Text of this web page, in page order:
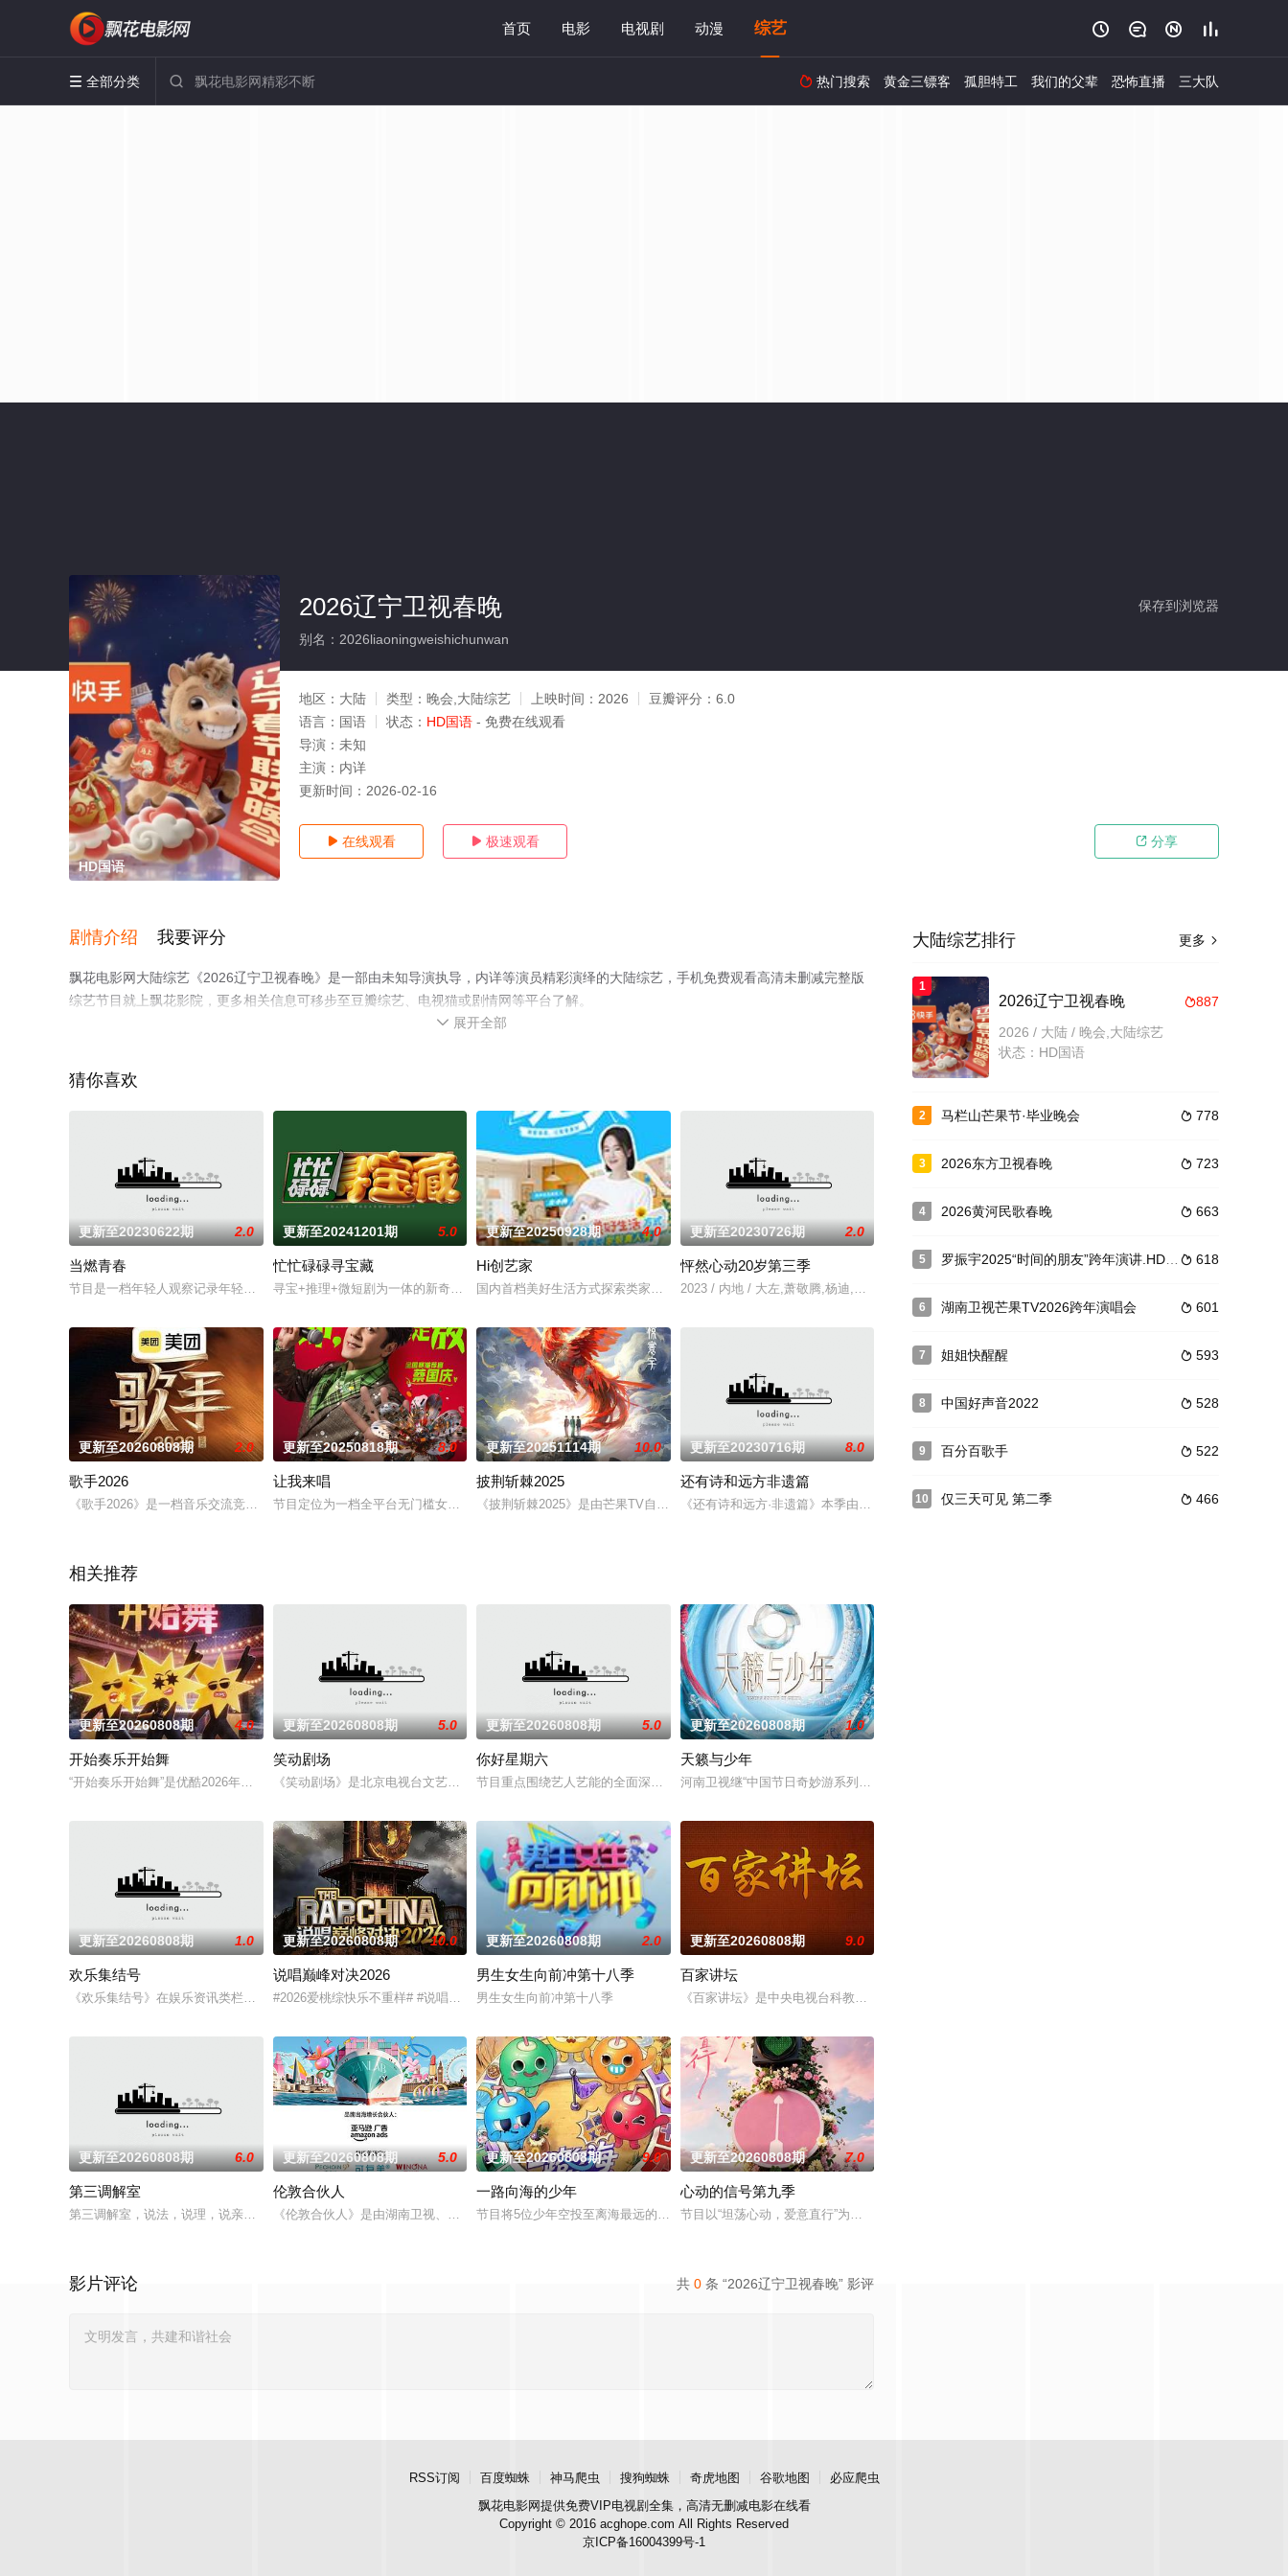
首页 电影 电视剧 动漫 综艺    
 全部分类   热门搜索 黄金三镖客 孤胆特工 我们的父辈 恐怖直播 三大队
HD国语
保存到浏览器
2026辽宁卫视春晚
别名：2026liaoningweishichunwan
地区： 大陆 类型： 晚会,大陆综艺 上映时间： 2026 豆瓣评分： 6.0
语言： 国语 状态： HD国语 - 免费在线观看
导演： 未知
主演： 内详
更新时间： 2026-02-16
 在线观看  极速观看  分享
剧情介绍 我要评分
飘花电影网大陆综艺《2026辽宁卫视春晚》是一部由未知导演执导，内详等演员精彩演绎的大陆综艺，手机免费观看高清未删减完整版
综艺节目就上飘花影院，更多相关信息可移步至豆瓣综艺、电视猫或剧情网等平台了解。
 展开全部
猜你喜欢
更新至20230622期 2.0
当燃青春
节目是一档年轻人观察记录年轻人的励志故事探寻综艺，每个故事都由明星发起人开启，将有不同领域的青春探访人寻访各行各业的青年，通过探访短
更新至20241201期 5.0
忙忙碌碌寻宝藏
寻宝+推理+微短剧为一体的新奇玩法综艺。
更新至20250928期 4.0
Hi创艺家
国内首档美好生活方式探索类家装真人秀节目。每期深入一座城市，聚焦一类居住群体，引入创艺装饰「全屋定制+管家模式」的双引擎设计服务理
更新至20230726期 2.0
怦然心动20岁第三季
2023 / 内地 / 大左,萧敬腾,杨迪,蒲熠星,沈月,易梦玲,张柏芝,于志凌
更新至20260808期 2.0
歌手2026
《歌手2026》是一档音乐交流竞技节目。节目集结全球实力唱将，在每周的直播比拼中高能开唱，演绎各国音乐风情、展现各自文化底蕴，以超水
更新至20250818期 8.0
让我来唱
节目定位为一档全平台无门槛女声音乐竞技节目，致力于从普通人中发掘新人独立歌手，初赛《让她们来唱》于成都、北京、上海三大地面初赛区开启
更新至20251114期 10.0
披荆斩棘2025
《披荆斩棘2025》是由芒果TV自制的一档男性全景音乐竞演综艺。节目邀请28位嘉宾，共7支队伍，决出荣耀战队，诞生披荆斩棘滚烫家族最
更新至20230716期 8.0
还有诗和远方非遗篇
《还有诗和远方·非遗篇》本季由张国立、华少、李云霄、郭孟旭组成“非遗研学团”，前往嵊州、嘉兴、临安、
相关推荐
更新至20260808期 4.0
开始奏乐开始舞
“开始奏乐开始舞”是优酷2026年即将推出的一档全新音乐类综艺节目，主打好友围坐、松弛开唱的氛围，旨在通过轻松自然的形式解锁全新曲风
更新至20260808期 5.0
笑动剧场
《笑动剧场》是北京电视台文艺节目中心唯一一档日播的“语言类”栏目。“强力推出”第一时段，独创“幽默评书”打造北京风格，“坚守稳固”第
更新至20260808期 5.0
你好星期六
节目重点围绕艺人艺能的全面深度挖掘、流光溢彩的精品表演秀的创意呈现、最具热点的社会性话题输出等方面进行设计。何炅、冯禧担任主持人
更新至20260808期 1.0
天籁与少年
河南卫视继“中国节日奇妙游系列”IP屡屡出圈后， 联合中国移动咪咕音乐和上海音享家科技有限公司着力打造
更新至20260808期 1.0
欢乐集结号
《欢乐集结号》在娱乐资讯类栏目中一枝独秀，领跑全国，是辽宁卫视唯一一档以报道娱乐动态、解读文化现象、重温经典作品为内容的专题栏目。以
更新至20260808期 10.0
说唱巅峰对决2026
#2026爱桃综快乐不重样# #说唱十周年巅峰对决#全新升级归来，这次不止比技术，更要玩灵魂共振！最顶的舞台+最真的故事，让每个be
更新至20260808期 2.0
男生女生向前冲第十八季
男生女生向前冲第十八季
更新至20260808期 9.0
百家讲坛
《百家讲坛》是中央电视台科教频道（CCTV-10）2001年7月9日开播的讲座式栏目，栏目宗旨为建构时代常
更新至20260808期 6.0
第三调解室
第三调解室，说法，说理，说亲情。第三调解室是国内第一档具有法律效力的排解矛盾、化解纠纷的电视节目。节目将司法局的人民调解室，公安局的
更新至20260808期 5.0
伦敦合伙人
《伦敦合伙人》是由湖南卫视、芒果TV、小芒联合出品的青春合伙人开店创业真人秀。此次，合伙人们将进一步深入更全面真实的经营生态，全力助
更新至20260808期 9.0
一路向海的少年
节目将5位少年空投至离海最远的大陆腹地，他们只有一辆车和一车椰子们，通过在途径补给站完成挑战任务，获取里程盲盒，一路向海，最终解锁
更新至20260808期 7.0
心动的信号第九季
节目以“坦荡心动，爱意直行”为核心主题，聚焦真诚直白的新式恋爱，告别无效拉扯，走进心动小屋，见证单
共 0 条 “2026辽宁卫视春晚” 影评
影片评论
更多 
大陆综艺排行
1
887
2026辽宁卫视春晚
2026 / 大陆 / 晚会,大陆综艺
状态：HD国语
2  778
马栏山芒果节·毕业晚会
3  723
2026东方卫视春晚
4  663
2026黄河民歌春晚
5  618
罗振宇2025“时间的朋友”跨年演讲.HD国语
6  601
湖南卫视芒果TV2026跨年演唱会
7  593
姐姐快醒醒
8  528
中国好声音2022
9  522
百分百歌手
10  466
仅三天可见 第二季
RSS订阅 百度蜘蛛 神马爬虫 搜狗蜘蛛 奇虎地图 谷歌地图
必应爬虫
飘花电影网提供免费VIP电视剧全集，高清无删减电影在线看
Copyright © 2016 acghope.com All Rights Reserved
京ICP备16004399号-1